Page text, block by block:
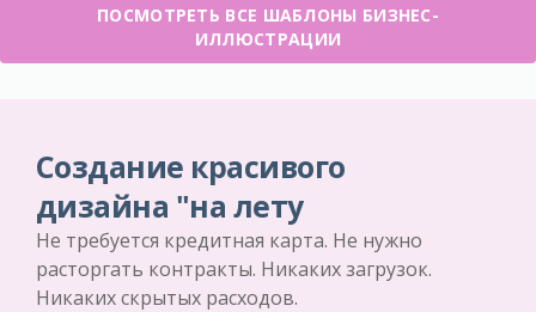
ПОСМОТРЕТЬ ВСЕ ШАБЛОНЫ БИЗНЕС-
ИЛЛЮСТРАЦИИ
Создание красивого
дизайна "на лету
Не требуется кредитная карта. Не нужно
расторгать контракты. Никаких загрузок.
Никаких скрытых расходов.